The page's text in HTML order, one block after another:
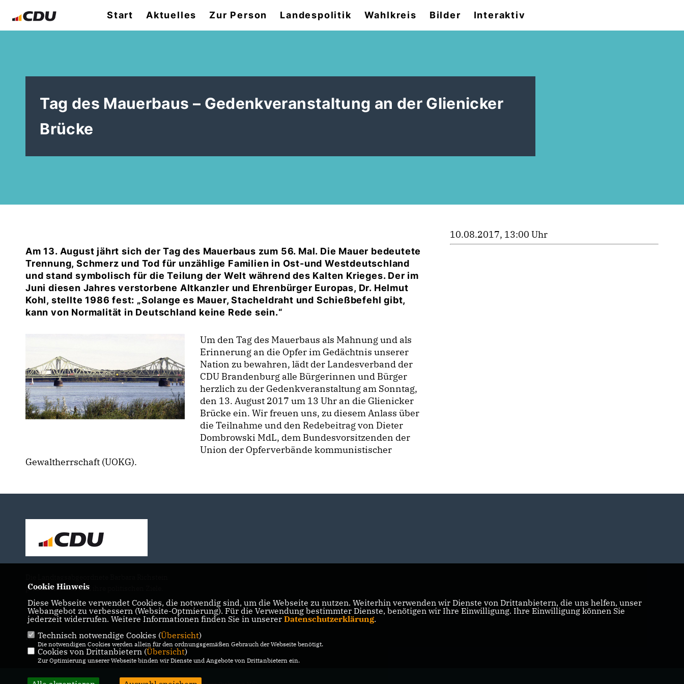
Start Aktuelles Zur Person Landespolitik Wahlkreis Bilder Interaktiv
Tag des Mauerbaus – Gedenkveranstaltung an der Glienicker
Brücke
Am 13. August jährt sich der Tag des Mauerbaus zum 56. Mal. Die Mauer bedeutete
Trennung, Schmerz und Tod für unzählige Familien in Ost-und Westdeutschland
und stand symbolisch für die Teilung der Welt während des Kalten Krieges. Der im
Juni diesen Jahres verstorbene Altkanzler und Ehrenbürger Europas, Dr. Helmut
Kohl, stellte 1986 fest: „Solange es Mauer, Stacheldraht und Schießbefehl gibt,
kann von Normalität in Deutschland keine Rede sein.“
Um den Tag des Mauerbaus als Mahnung und als
Erinnerung an die Opfer im Gedächtnis unserer
Nation zu bewahren, lädt der Landesverband der
CDU Brandenburg alle Bürgerinnen und Bürger
herzlich zu der Gedenkveranstaltung am Sonntag,
den 13. August 2017 um 13 Uhr an die Glienicker
Brücke ein. Wir freuen uns, zu diesem Anlass über
die Teilnahme und den Redebeitrag von Dieter
Dombrowski MdL, dem Bundesvorsitzenden der
Union der Opferverbände kommunistischer
Gewaltherrschaft (UOKG).
10.08.2017, 13:00 Uhr
präsentiert sich und ihre politischen Ziele.
IMPRESSUM DATENSCHUTZ KONTAKT
Cookie Hinweis
Diese Webseite verwendet Cookies, die notwendig sind, um die Webseite zu nutzen. Weiterhin verwenden wir Dienste von Drittanbietern, die uns helfen, unser
Webangebot zu verbessern (Website-Optmierung). Für die Verwendung bestimmter Dienste, benötigen wir Ihre Einwilligung. Ihre Einwilligung können Sie
jederzeit widerrufen. Weitere Informationen finden Sie in unserer Datenschutzerklärung.
Technisch notwendige Cookies (Übersicht)
Die notwendigen Cookies werden allein für den ordnungsgemäßen Gebrauch der Webseite benötigt.
Cookies von Drittanbietern (Übersicht)
Zur Optimierung unserer Webseite binden wir Dienste und Angebote von Drittanbietern ein.